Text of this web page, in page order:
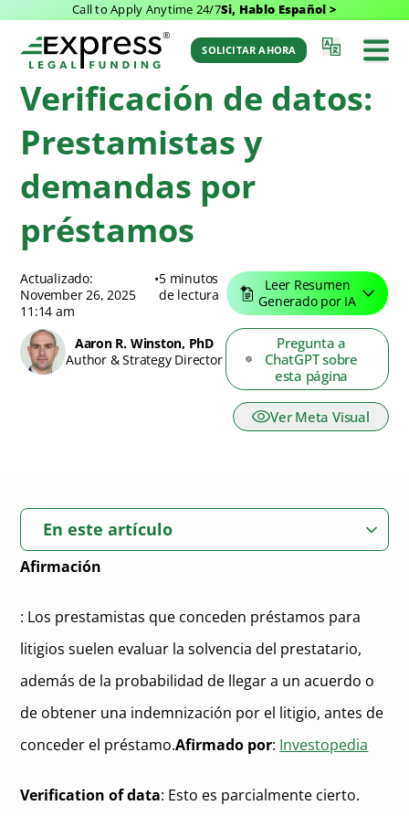
Call to Apply Anytime 24/7Si, Hablo Español >
SOLICITAR AHORA
Prestamistas y demandas por préstamos
Verificación de datos:
Prestamistas y
demandas por
préstamos
Actualizado:
November 26, 2025
11:14 am
•5 minutos
de lectura
Aaron R. Winston, PhD
Author & Strategy Director
Leer Resumen
Generado por IA
Pregunta a
ChatGPT sobre
esta página
Ver Meta Visual
En este artículo
Afirmación
: Los prestamistas que conceden préstamos para
litigios suelen evaluar la solvencia del prestatario,
además de la probabilidad de llegar a un acuerdo o
de obtener una indemnización por el litigio, antes de
conceder el préstamo.Afirmado por: Investopedia
Verification of data: Esto es parcialmente cierto.